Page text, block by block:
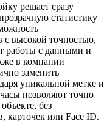
решает сразу
статистику
с высокой точностью,
работы с данными и
в компании
заменить
уникальной метке и
позволяют точно
без
карточек или Face ID.